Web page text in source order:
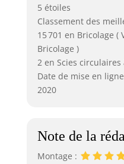
5 étoiles
Classement des
15 701 en Bricolage
Bricolage )
2 en Scies
Date de mise en
2020
Note de la
Montage :